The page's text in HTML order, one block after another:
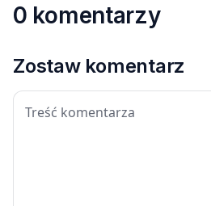
0 komentarzy
Zostaw komentarz